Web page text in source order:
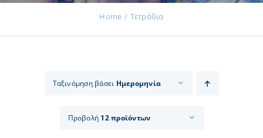
Home Τετράδια
Ταξινόμηση βάσει Ημερομηνία
Προβολή 12 προϊόντων